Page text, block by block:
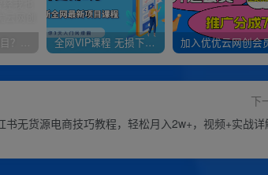
你还在到处找项目？还在当韭菜？我靠卖项目一个月收入5万+，曾经我也是个失败者。 全网VIP课程 无损下载~
下
书无货源电商技巧教程，轻松月入2w+，视频+实战详